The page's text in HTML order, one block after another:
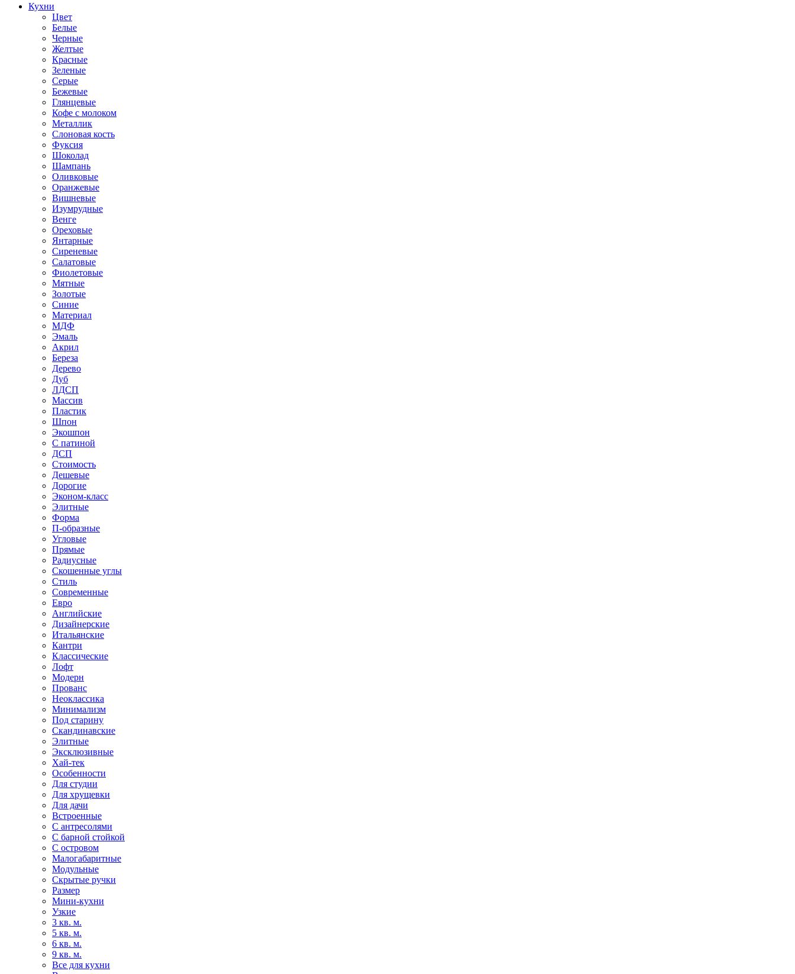
Кухни
Цвет
Белые
Черные
Желтые
Красные
Зеленые
Серые
Бежевые
Глянцевые
Кофе с молоком
Металлик
Слоновая кость
Фуксия
Шоколад
Шампань
Оливковые
Оранжевые
Вишневые
Изумрудные
Венге
Ореховые
Янтарные
Сиреневые
Салатовые
Фиолетовые
Мятные
Золотые
Синие
Материал
МДФ
Эмаль
Акрил
Береза
Дерево
Дуб
ЛДСП
Массив
Пластик
Шпон
Экошпон
С патиной
ДСП
Стоимость
Дешевые
Дорогие
Эконом-класс
Элитные
Форма
П-образные
Угловые
Прямые
Радиусные
Скошенные углы
Стиль
Современные
Евро
Английские
Дизайнерские
Итальянские
Кантри
Классические
Лофт
Модерн
Прованс
Неоклассика
Минимализм
Под старину
Скандинавские
Элитные
Эксклюзивные
Хай-тек
Особенности
Для студии
Для хрущевки
Для дачи
Встроенные
С антресолями
С барной стойкой
С островом
Малогабаритные
Модульные
Скрытые ручки
Размер
Мини-кухни
Узкие
3 кв. м.
5 кв. м.
6 кв. м.
9 кв. м.
Все для кухни